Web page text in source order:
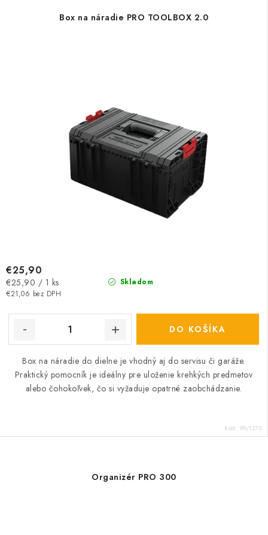
Box na náradie PRO TOOLBOX 2.0
Skladom
€21,06 bez DPH
€25,90
Jednotková
cena:
€25,90 / 1 ks
DO KOŠÍKA
Box na náradie do dielne je vhodný aj do servisu či garáže.
Praktický pomocník je ideálny pre uloženie krehkých predmetov
alebo čohokoľvek, čo si vyžaduje opatrné zaobchádzanie.
Kód: 99/1273
Organizér PRO 300